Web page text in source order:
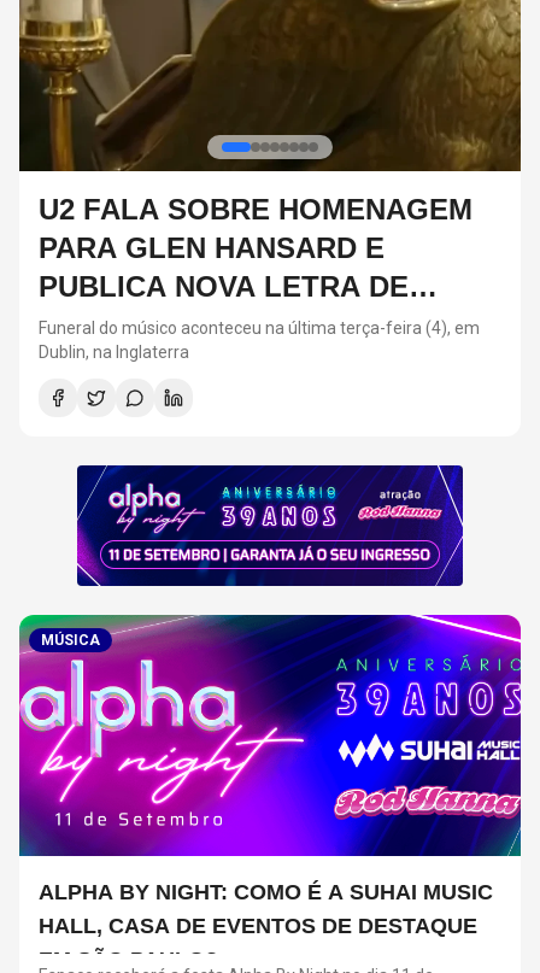
DIA DOS PAIS: ARTISTAS QUE
SEGUIRAM OS PASSOS DOS
PAIS NA MÚSICA
Neste ano, o Dia dos Pais acontece neste domingo (9)
MÚSICA
ALPHA BY NIGHT: COMO É A SUHAI MUSIC
HALL, CASA DE EVENTOS DE DESTAQUE
EM SÃO PAULO?